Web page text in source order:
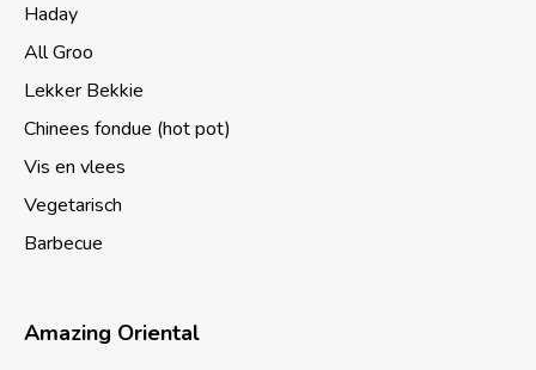
Haday
All Groo
Lekker Bekkie
Chinees fondue (hot pot)
Vis en vlees
Vegetarisch
Barbecue
Amazing Oriental